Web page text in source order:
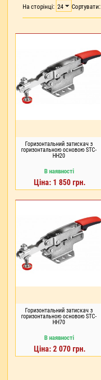
На сторінці: Сортувати:
Горизонтальний затискач з
горизонтальною основою STC-
HH20
В наявності
Ціна: 1 850 грн.
Горизонтальний затискач з
горизонтальною основою STC-
HH70
В наявності
Ціна: 2 070 грн.